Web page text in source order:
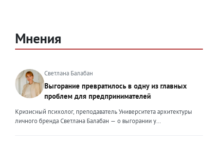
Мнения
Светлана Балабан
Выгорание превратилось в одну из главных
проблем для предпринимателей
Кризисный психолог, преподаватель Университета архитектуры
личного бренда Светлана Балабан — о выгорании у